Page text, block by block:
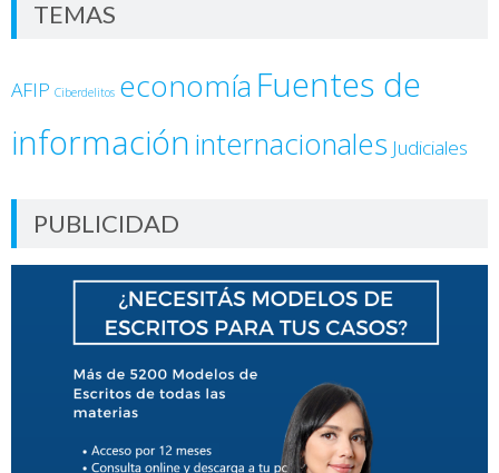
TEMAS
AFIP Ciberdelitos economía Fuentes de
información internacionales Judiciales
PUBLICIDAD